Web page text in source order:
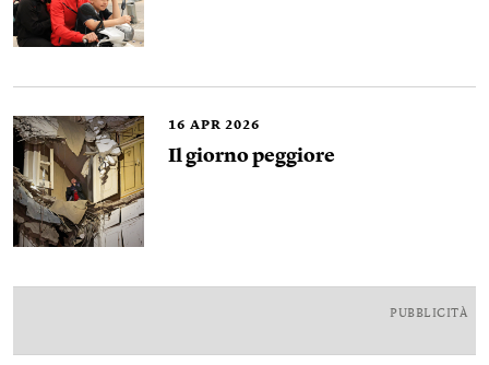
16 APR 2026
Il giorno peggiore
PUBBLICITÀ